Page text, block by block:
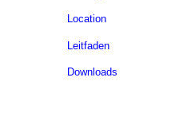
Location
Leitfaden
Downloads